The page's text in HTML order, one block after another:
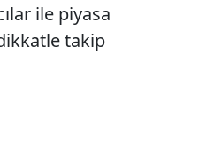
ile piyasa
takip